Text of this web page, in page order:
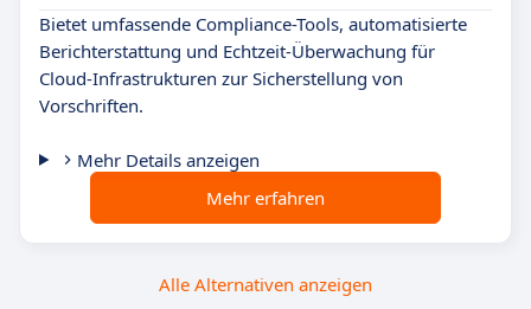
Bietet umfassende Compliance-Tools, automatisierte
Berichterstattung und Echtzeit-Überwachung für
Cloud-Infrastrukturen zur Sicherstellung von
Vorschriften.
Mehr Details anzeigen
Mehr erfahren
Alle Alternativen anzeigen